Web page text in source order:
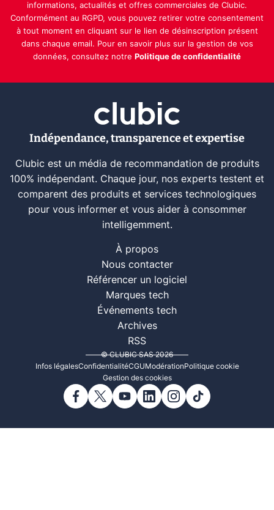
informations, actualités et offres commerciales de Clubic.
Conformément au RGPD, vous pouvez retirer votre consentement
à tout moment en cliquant sur le lien de désinscription présent
dans chaque email. Pour en savoir plus sur la gestion de vos
données, consultez notre Politique de confidentialité
Indépendance, transparence et expertise
Clubic est un média de recommandation de produits
100% indépendant. Chaque jour, nos experts testent et
comparent des produits et services technologiques
pour vous informer et vous aider à consommer
intelligemment.
À propos
Nous contacter
Référencer un logiciel
Marques tech
Événements tech
Archives
RSS
© CLUBIC SAS 2026
Infos légalesConfidentialitéCGUModérationPolitique cookie
Gestion des cookies